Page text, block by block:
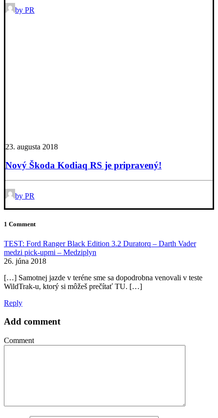
by PR
23. augusta 2018
Nový Škoda Kodiaq RS je pripravený!
by PR
1 Comment
TEST: Ford Ranger Black Edition 3.2 Duratorq – Darth Vader
medzi pick-upmi – Medziplyn
26. júna 2018
[…] Samotnej jazde v teréne sme sa dopodrobna venovali v teste
WildTrak-u, ktorý si môžeš prečítať TU. […]
Reply
Add comment
Comment